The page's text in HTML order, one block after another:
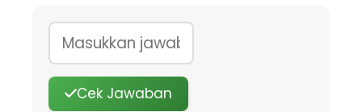
Cek Jawaban